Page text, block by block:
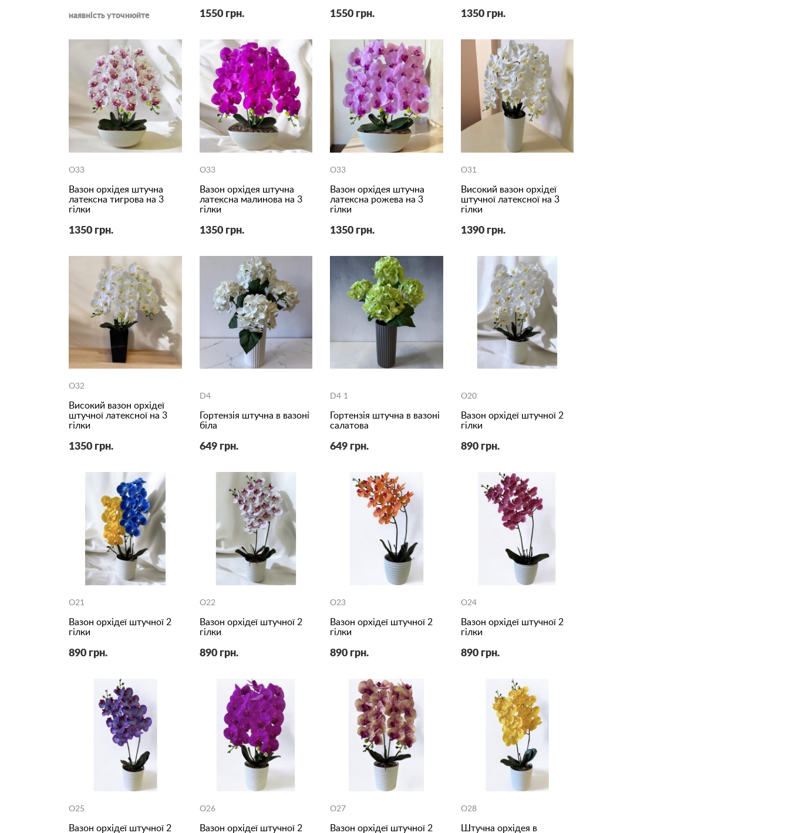
наявність уточнюйте 1550 грн. 1550 грн. 1350 грн.
O33
Вазон орхідея штучна
латексна тигрова на 3
гілки
1350 грн.
O33
Вазон орхідея штучна
латексна малинова на 3
гілки
1350 грн.
O33
Вазон орхідея штучна
латексна рожева на 3
гілки
1350 грн.
O31
Високий вазон орхідеї
штучної латексної на 3
гілки
1390 грн.
O32
Високий вазон орхідеї
штучної латексної на 3
гілки
1350 грн.
D4
Гортензія штучна в вазоні
біла
649 грн.
D4 1
Гортензія штучна в вазоні
салатова
649 грн.
O20
Вазон орхідеї штучної 2
гілки
890 грн.
O21
Вазон орхідеї штучної 2
гілки
890 грн.
O22
Вазон орхідеї штучної 2
гілки
890 грн.
O23
Вазон орхідеї штучної 2
гілки
890 грн.
O24
Вазон орхідеї штучної 2
гілки
890 грн.
O25
Вазон орхідеї штучної 2
O26
Вазон орхідеї штучної 2
O27
Вазон орхідеї штучної 2
O28
Штучна орхідея в